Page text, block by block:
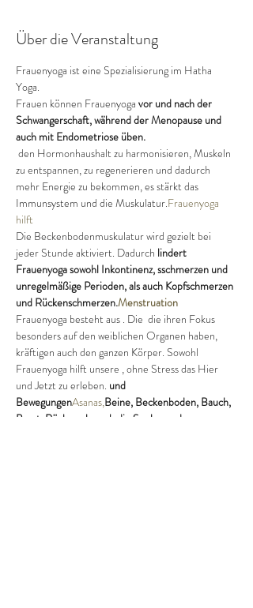
Über die Veranstaltung
Frauenyoga ist eine Spezialisierung im Hatha
Yoga.
Frauen können Frauenyoga vor und nach der
Schwangerschaft, während der Menopause und
auch mit Endometriose üben.
zu entspannen, zu regenerieren und dadurch
mehr Energie zu bekommen, es stärkt das
Immunsystem und die Muskulatur.Frauenyoga
hilft
Die Beckenbodenmuskulatur wird gezielt bei
jeder Stunde aktiviert. Dadurch lindert
Frauenyoga sowohl Inkontinenz, sschmerzen und
unregelmäßige Perioden, als auch Kopfschmerzen
und Rückenschmerzen.Menstruation
Frauenyoga besteht aus . Die die ihren Fokus
besonders auf den weiblichen Organen haben,
kräftigen auch den ganzen Körper. Sowohl
Frauenyoga hilft unsere , ohne Stress das Hier
und Jetzt zu erleben. und
BewegungenAsanas,Beine, Beckenboden, Bauch,
Brust, Rücken als auch die Seele werden